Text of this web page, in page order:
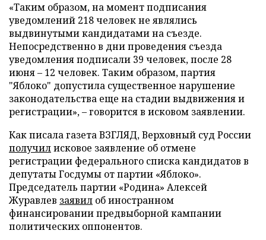
«Таким образом, на момент подписания
уведомлений 218 человек не являлись
выдвинутыми кандидатами на съезде.
Непосредственно в дни проведения съезда
уведомления подписали 39 человек, после 28
июня – 12 человек. Таким образом, партия
"Яблоко" допустила существенное нарушение
законодательства еще на стадии выдвижения и
регистрации», – говорится в исковом заявлении.
Как писала газета ВЗГЛЯД, Верховный суд России
получилисковое заявление об отмене
регистрации федерального списка кандидатов в
депутаты Госдумы от партии «Яблоко».
Председатель партии «Родина» Алексей
Журавлев заявил об иностранном
финансировании предвыборной кампании
политических оппонентов.